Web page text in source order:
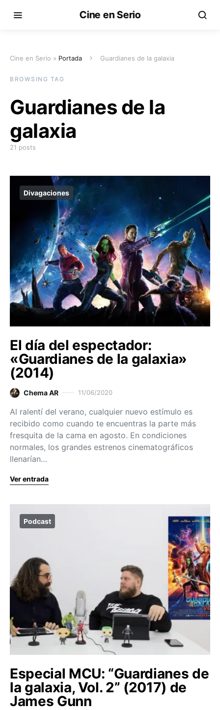
Cine en Serio
Cine en Serio » Portada Guardianes de la galaxia
BROWSING TAG
Guardianes de la
galaxia
21 posts
Divagaciones
El día del espectador:
«Guardianes de la galaxia»
(2014)
Chema AR 11/06/2020
Al ralentí del verano, cualquier nuevo estímulo es
recibido como cuando te encuentras la parte más
fresquita de la cama en agosto. En condiciones
normales, los grandes estrenos cinematográficos
llenarían…
Ver entrada
Podcast
Especial MCU: “Guardianes de
la galaxia, Vol. 2” (2017) de
James Gunn